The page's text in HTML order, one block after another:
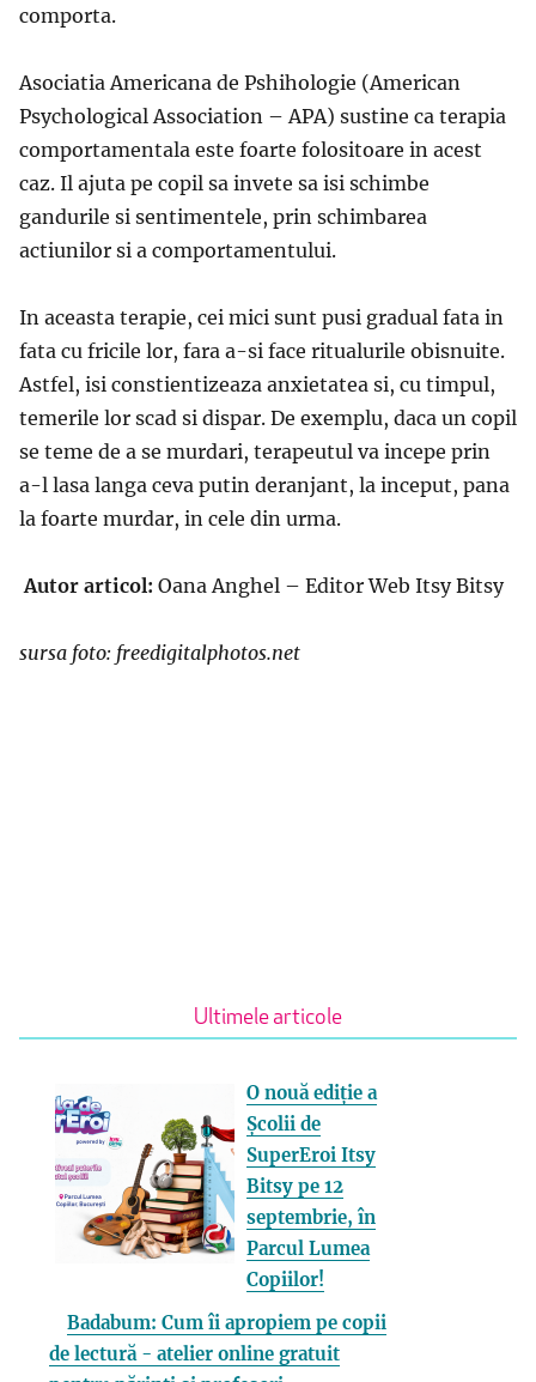
comporta.
Asociatia Americana de Pshihologie (American
Psychological Association – APA) sustine ca terapia
comportamentala este foarte folositoare in acest
caz. Il ajuta pe copil sa invete sa isi schimbe
gandurile si sentimentele, prin schimbarea
actiunilor si a comportamentului.
In aceasta terapie, cei mici sunt pusi gradual fata in
fata cu fricile lor, fara a-si face ritualurile obisnuite.
Astfel, isi constientizeaza anxietatea si, cu timpul,
temerile lor scad si dispar. De exemplu, daca un copil
se teme de a se murdari, terapeutul va incepe prin
a-l lasa langa ceva putin deranjant, la inceput, pana
la foarte murdar, in cele din urma.
Autor articol: Oana Anghel – Editor Web Itsy Bitsy
sursa foto: freedigitalphotos.net
Ultimele articole
O nouă ediție a
Școlii de
SuperEroi Itsy
Bitsy pe 12
septembrie, în
Parcul Lumea
Copiilor!
Badabum: Cum îi apropiem pe copii
de lectură - atelier online gratuit